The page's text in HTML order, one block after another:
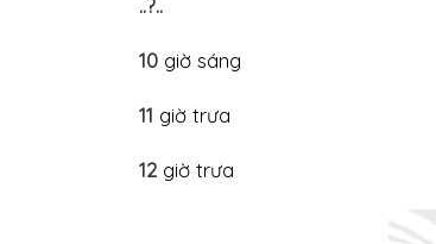
..?..
10 giờ sáng
11 giờ trưa
12 giờ trưa